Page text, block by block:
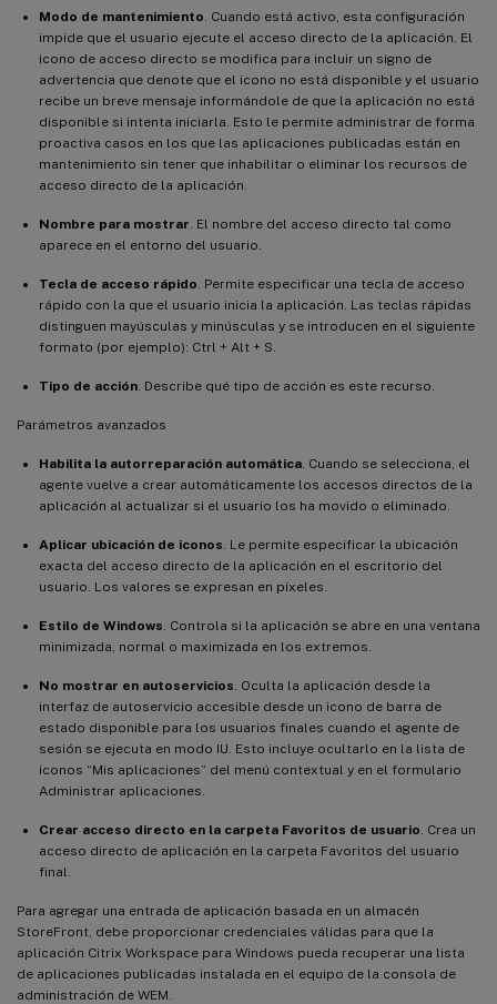
Modo de mantenimiento . Cuando está activo, esta configuración
impide que el usuario ejecute el acceso directo de la aplicación. El
icono de acceso directo se modifica para incluir un signo de
advertencia que denote que el icono no está disponible y el usuario
recibe un breve mensaje informándole de que la aplicación no está
disponible si intenta iniciarla. Esto le permite administrar de forma
proactiva casos en los que las aplicaciones publicadas están en
mantenimiento sin tener que inhabilitar o eliminar los recursos de
acceso directo de la aplicación.
Nombre para mostrar . El nombre del acceso directo tal como
aparece en el entorno del usuario.
Tecla de acceso rápido . Permite especificar una tecla de acceso
rápido con la que el usuario inicia la aplicación. Las teclas rápidas
distinguen mayúsculas y minúsculas y se introducen en el siguiente
formato (por ejemplo): Ctrl + Alt + S.
Tipo de acción . Describe qué tipo de acción es este recurso.
Parámetros avanzados
Habilita la autorreparación automática . Cuando se selecciona, el
agente vuelve a crear automáticamente los accesos directos de la
aplicación al actualizar si el usuario los ha movido o eliminado.
Aplicar ubicación de iconos . Le permite especificar la ubicación
exacta del acceso directo de la aplicación en el escritorio del
usuario. Los valores se expresan en píxeles.
Estilo de Windows . Controla si la aplicación se abre en una ventana
minimizada, normal o maximizada en los extremos.
No mostrar en autoservicios . Oculta la aplicación desde la
interfaz de autoservicio accesible desde un icono de barra de
estado disponible para los usuarios finales cuando el agente de
sesión se ejecuta en modo IU. Esto incluye ocultarlo en la lista de
iconos “Mis aplicaciones” del menú contextual y en el formulario
Administrar aplicaciones.
Crear acceso directo en la carpeta Favoritos de usuario . Crea un
acceso directo de aplicación en la carpeta Favoritos del usuario
final.
Para agregar una entrada de aplicación basada en un almacén
StoreFront, debe proporcionar credenciales válidas para que la
aplicación Citrix Workspace para Windows pueda recuperar una lista
de aplicaciones publicadas instalada en el equipo de la consola de
administración de WEM.